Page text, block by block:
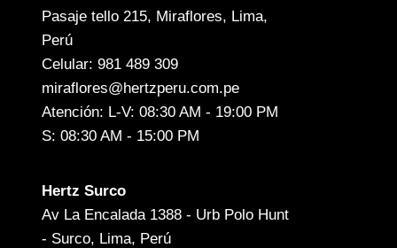
Pasaje tello 215, Miraflores, Lima,
Perú
Celular: 981 489 309
miraflores@hertzperu.com.pe
Atención: L-V: 08:30 AM - 19:00 PM
S: 08:30 AM - 15:00 PM
Hertz Surco
Av La Encalada 1388 - Urb Polo Hunt
- Surco, Lima, Perú